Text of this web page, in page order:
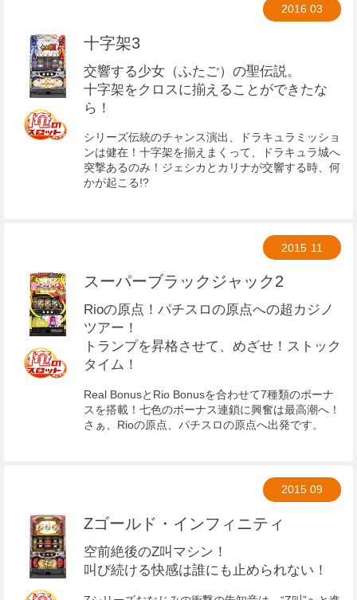
十字架3
交響する少女（ふたご）の聖伝説。
十字架をクロスに揃えることができたな
ら！
2016 03
シリーズ伝統のチャンス演出、ドラキュラミッショ
ンは健在！十字架を揃えまくって、ドラキュラ城へ
突撃あるのみ！ジェシカとカリナが交響する時、何
かが起こる!?
スーパーブラックジャック2
Rioの原点！パチスロの原点への超カジノ
ツアー！
トランプを昇格させて、めざせ！ストック
タイム！
2015 11
Real BonusとRio Bonusを合わせて7種類のボーナ
スを搭載！七色のボーナス連鎖に興奮は最高潮へ！
さぁ、Rioの原点、パチ­スロの原点へ出発です。
Zゴールド・インフィニティ
空前絶後のZ叫マシン！
叫び続ける快感は誰にも止められない！
2015 09